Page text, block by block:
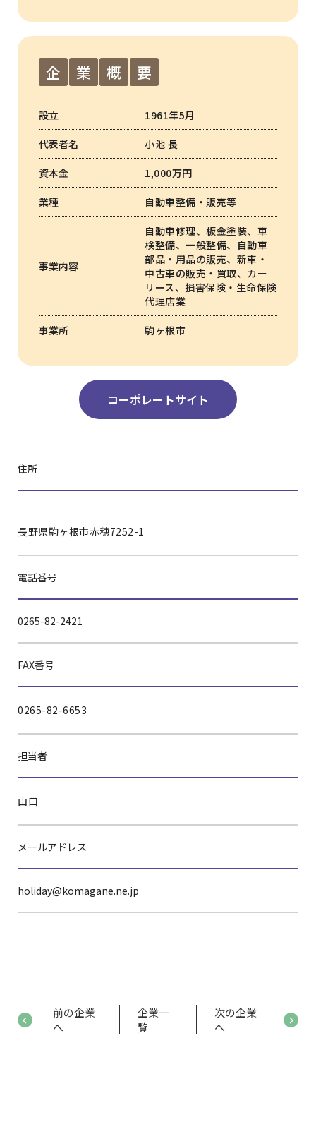
企 業 概 要
設立 1961年5月
代表者名 小池 長
資本金 1,000万円
業種 自動車整備・販売等
事業内容
自動車修理、板金塗装、車
検整備、一般整備、自動車
部品・用品の販売、新車・
中古車の販売・買取、カー
リース、損害保険・生命保険
代理店業
事業所 駒ヶ根市
コーポレートサイト
住所
長野県駒ヶ根市赤穂7252-1
電話番号
0265-82-2421
FAX番号
0265-82-6653
担当者
山口
メールアドレス
holiday@komagane.ne.jp
前の企業
へ
企業一
覧
次の企業
へ